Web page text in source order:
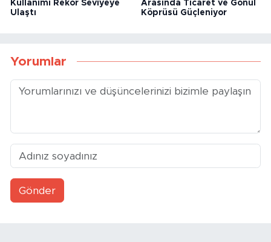
Kullanımı Rekor Seviyeye
Ulaştı
Arasında Ticaret ve Gönül
Köprüsü Güçleniyor
Yorumlar
Gönder